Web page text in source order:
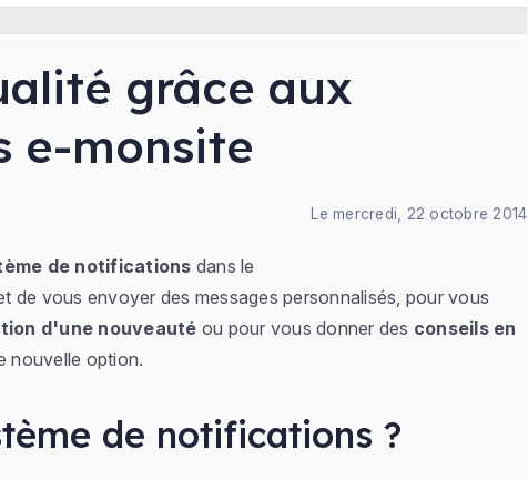
grâce aux
e-monsite
Le mercredi, 22 octobre 2014
de notifications dans le
de vous envoyer des messages personnalisés, pour vous
d'une nouveauté ou pour vous donner des conseils en
nouvelle option.
de notifications ?